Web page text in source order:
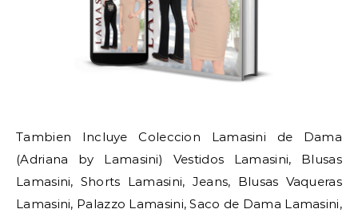
Tambien Incluye Coleccion Lamasini de Dama
(Adriana by Lamasini) Vestidos Lamasini, Blusas
Lamasini, Shorts Lamasini, Jeans, Blusas Vaqueras
Lamasini, Palazzo Lamasini, Saco de Dama Lamasini,